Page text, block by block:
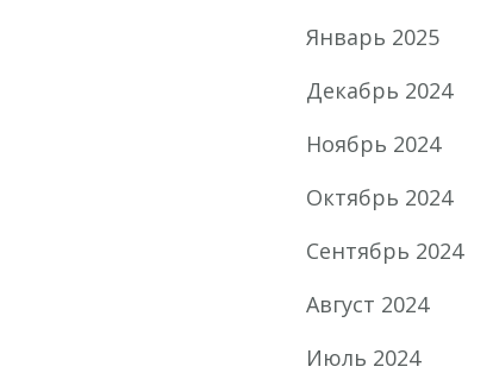
Январь 2025
Декабрь 2024
Ноябрь 2024
Октябрь 2024
Сентябрь 2024
Август 2024
Июль 2024